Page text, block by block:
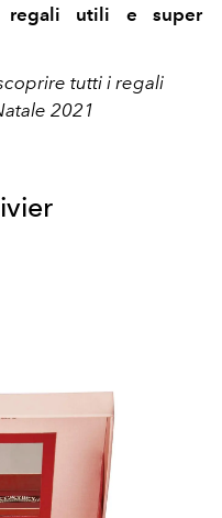
regali utili e super
tutti i regali
2021